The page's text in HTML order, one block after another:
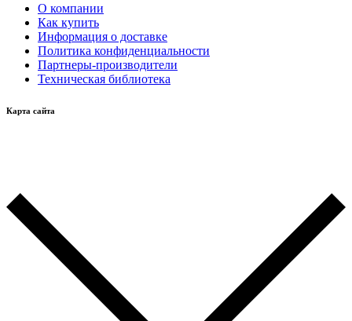
О компании
Как купить
Информация о доставке
Политика конфиденциальности
Партнеры-производители
Техническая библиотека
Карта сайта